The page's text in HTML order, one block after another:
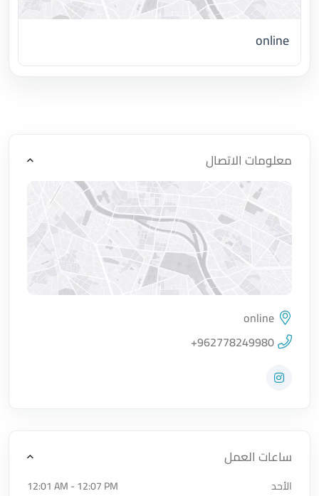
online
معلومات الاتصال
اضغط لتحميل الموقع
online
+962778249980
زيارة حساب المتجر على Instagram
ساعات العمل
الأحد
12:01 AM - 12:07 PM